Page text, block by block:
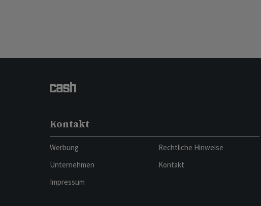
Kontakt
Werbung
Unternehmen
Impressum
Rechtliche Hinweise
Kontakt